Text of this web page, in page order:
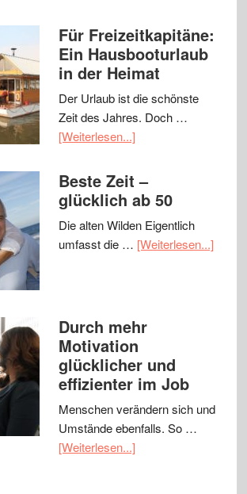
Für Freizeitkapitäne:
Ein Hausbooturlaub
in der Heimat
Der Urlaub ist die schönste
Zeit des Jahres. Doch …
[Weiterlesen...]
Beste Zeit –
glücklich ab 50
Die alten Wilden Eigentlich
umfasst die … [Weiterlesen...]
Durch mehr
Motivation
glücklicher und
effizienter im Job
Menschen verändern sich und
Umstände ebenfalls. So …
[Weiterlesen...]